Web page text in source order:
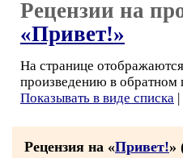
Рецензии на
«Привет!»
На странице
произведению в обратном
Показывать в виде списка |
Рецензия на «Привет!»